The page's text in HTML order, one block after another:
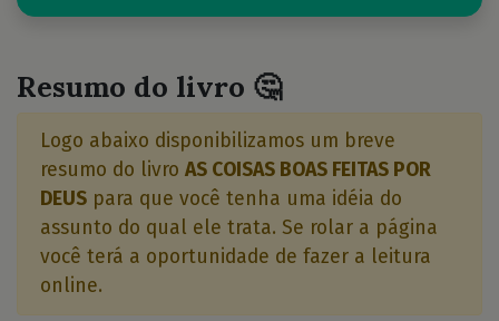
Resumo do livro 🤔
Logo abaixo disponibilizamos um breve
resumo do livro AS COISAS BOAS FEITAS POR
DEUS para que você tenha uma idéia do
assunto do qual ele trata. Se rolar a página
você terá a oportunidade de fazer a leitura
online.